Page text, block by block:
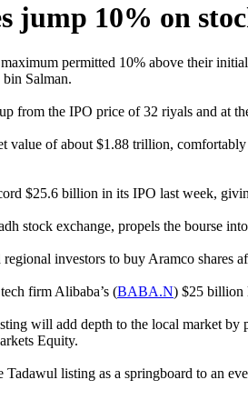
jump 10% on
maximum permitted 10% above their
Salman.
from the IPO price of 32 riyals and at
value of about $1.88 trillion,
$25.6 billion in its IPO last week,
stock exchange, propels the bourse
investors to buy Aramco shares
firm Alibaba’s (BABA.N) $25 billion
will add depth to the local market
Equity.
Tadawul listing as a springboard to an